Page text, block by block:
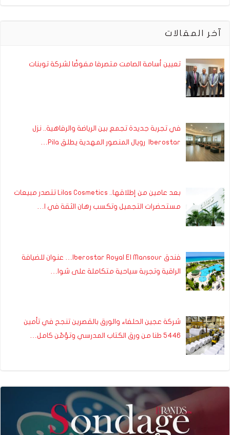
آخر المقالات
تعيين أسامة الصامت متصرفا مفوضًا لشركة توبنات
في تجربة جديدة تجمع بين الرياضة والرفاهية.. نزل
Iberostar رويال المنصور المهدية يطلق Pila…
بعد عامين من إطلاقها.. Lilas Cosmetics تتصدر مبيعات
مستحضرات التجميل وتكسب رهان الثقة في ا…
فندق Iberostar Royal El Mansour… عنوان للضيافة
الراقية وتجربة سياحية متكاملة على شوا…
شركة عجين الحلفاء والورق بالقصرين تنجح في تأمين
5446 طنا من ورق الكتاب المدرسي وتؤمّن كامل…